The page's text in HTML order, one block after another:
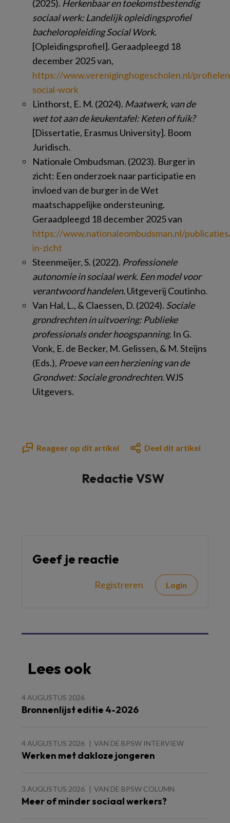
(2025). Herkenbaar en toekomstbestendig
sociaal werk: Landelijk opleidingsprofiel
bacheloropleiding Social Work.
[Opleidingsprofiel]. Geraadpleegd 18
december 2025 van,
https://www.vereniginghogescholen.nl/
social-work
Linthorst, E. M. (2024). Maatwerk, van de
wet tot aan de keukentafel: Keten of fuik?
[Dissertatie, Erasmus University]. Boom
Juridisch.
Nationale Ombudsman. (2023). Burger in
zicht: Een onderzoek naar participatie en
invloed van de burger in de Wet
maatschappelijke ondersteuning.
Geraadpleegd 18 december 2025 van
https://www.nationaleombudsman.nl/
in-zicht
Steenmeijer, S. (2022). Professionele
autonomie in sociaal werk. Een model voor
verantwoord handelen.Uitgeverij Coutinho.
Van Hal, L., & Claessen, D. (2024). Sociale
grondrechten in uitvoering: Publieke
professionals onder hoogspanning. In G.
Vonk, E. de Becker, M. Gelissen, & M. Steijns
(Eds.), Proeve van een herziening van de
Grondwet: Sociale grondrechten. WJS
Uitgevers.
Reageer op dit artikel Deel dit artikel
Redactie VSW
Geef je reactie
Registreren Login
Lees ook
4 AUGUSTUS 2026
Bronnenlijst editie 4-2026
4 AUGUSTUS 2026 VAN DE BPSW INTERVIEW
Werken met dakloze jongeren
3 AUGUSTUS 2026 VAN DE BPSW COLUMN
Meer of minder sociaal werkers?